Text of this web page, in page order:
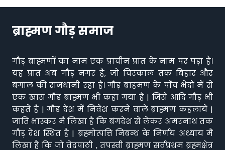
ब्राह्मण गौड़ समाज
गौड़ ब्राह्मणों का नाम एक प्राचीन प्रांत के नाम पर पड़ा है।
यह प्रांत अब गौड़ नगर है, जो चिरकाल तक बिहार और
बंगाल की राजधानी रहा है। गौड़ ब्राहमण के पाँच भेदों में से
एक खास गौड़ ब्राह्मण भी कहा गया है | जिसे आदि गौड़ भी
कहते हैं | गौड़ देश में निवेश करने वाले ब्राह्मण कहलाये |
जाति भास्कर मैं लिखा है कि बंगदेश से लेकर अमरनाथ तक
गौड़ देश स्थित है | ब्रह्मोत्पत्ति निबन्ध के निर्णय अध्याय मैं
लिखा है कि जो वेदपाठी , तपस्वी ब्राह्मण सर्वप्रथम ब्रह्मक्षेत्र